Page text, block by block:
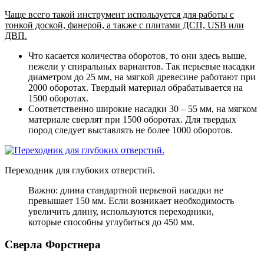
Чаще всего такой инструмент используется для работы с
тонкой доской, фанерой, а также с плитами ДСП, USB или
ДВП.
Что касается количества оборотов, то они здесь выше,
нежели у спиральных вариантов. Так перьевые насадки
диаметром до 25 мм, на мягкой древесине работают при
2000 оборотах. Твердый материал обрабатывается на
1500 оборотах.
Соответственно широкие насадки 30 – 55 мм, на мягком
материале сверлят при 1500 оборотах. Для твердых
пород следует выставлять не более 1000 оборотов.
Переходник для глубоких отверстий.
Важно: длина стандартной перьевой насадки не
превышает 150 мм. Если возникает необходимость
увеличить длину, используются переходники,
которые способны углубиться до 450 мм.
Сверла Форстнера